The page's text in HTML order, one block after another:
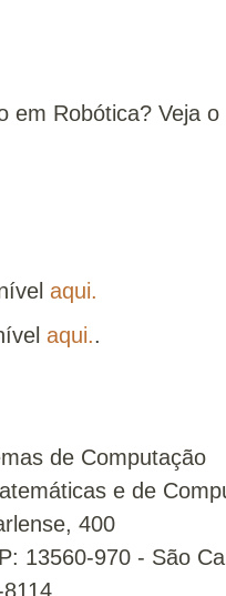
em Robótica? Veja
aqui.
aqui..
de Computação
e de
400
13560-970 - São